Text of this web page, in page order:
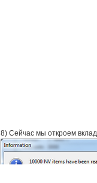
8) Сейчас мы откроем